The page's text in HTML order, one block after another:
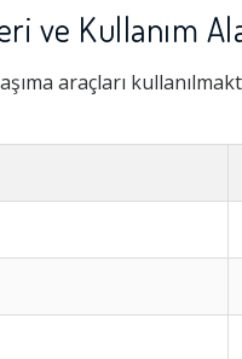
ve Kullanım
araçları